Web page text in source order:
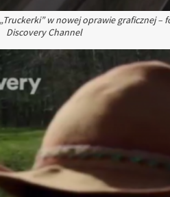
w nowej oprawie graficznej –
Discovery Channel